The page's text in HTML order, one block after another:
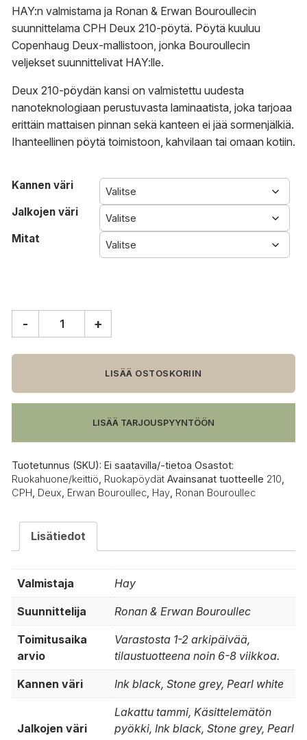
442,00 €
HAY:n valmistama ja Ronan & Erwan Bouroullecin
suunnittelama CPH Deux 210-pöytä. Pöytä kuuluu
Copenhaug Deux-mallistoon, jonka Bouroullecin
veljekset suunnittelivat HAY:lle.
Deux 210-pöydän kansi on valmistettu uudesta
nanoteknologiaan perustuvasta laminaatista, joka tarjoaa
erittäin mattaisen pinnan sekä kanteen ei jää sormenjälkiä.
Ihanteellinen pöytä toimistoon, kahvilaan tai omaan kotiin.
Kannen väri
Jalkojen väri
Mitat
Deux
pöytä
määrä
- +
LISÄÄ OSTOSKORIIN
LISÄÄ TARJOUSPYYNTÖÖN
Tuotetunnus (SKU): Ei saatavilla/-tietoa Osastot:
Ruokahuone/keittiö Ruokapöydät Avainsanat tuotteelle 210
CPH Deux Erwan Bouroullec Hay Ronan Bouroullec
Lisätiedot
Valmistaja Hay
Suunnittelija Ronan & Erwan Bouroullec
Toimitusaika
arvio
Varastosta 1-2 arkipäivää,
tilaustuotteena noin 6-8 viikkoa.
Kannen väri Ink black, Stone grey, Pearl white
Jalkojen väri
Lakattu tammi, Käsittelemätön
pyökki, Ink black, Stone grey, Pearl